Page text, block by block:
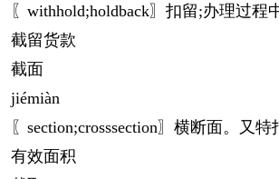
〖withhold;holdback〗扣留;办理过程
截留货款
截面
jiémiàn
〖section;crosssection〗横断面。又
有效面积